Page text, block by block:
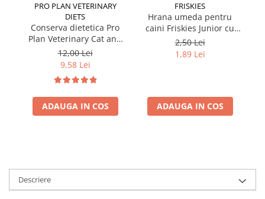
PRO PLAN VETERINARY
DIETS
Conserva dietetica Pro
Plan Veterinary Cat and
Dog Convalescence 195
gr
12,00 Lei
9,58 Lei
ADAUGA IN COS
FRISKIES
Hrana umeda pentru
caini Friskies Junior cu
pui & mazare 85 gr
2,50 Lei
1,89 Lei
ADAUGA IN COS
Descriere